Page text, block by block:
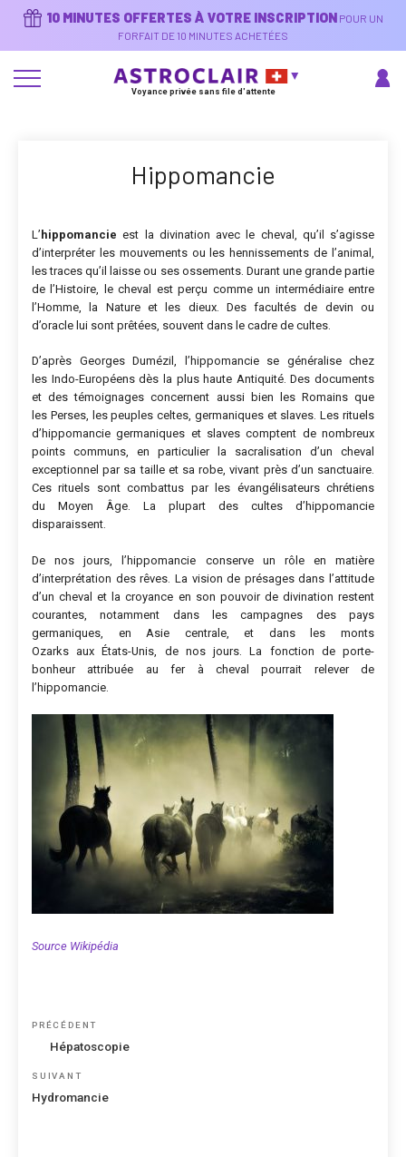
10 MINUTES OFFERTES À VOTRE INSCRIPTION POUR UN
FORFAIT DE 10 MINUTES ACHETÉES
Voyance privée sans file d'attente
Hippomancie
L’ hippomancie est la divination avec le cheval, qu’il s’agisse
d’interpréter les mouvements ou les hennissements de l’animal,
les traces qu’il laisse ou ses ossements. Durant une grande partie
de l’Histoire, le cheval est perçu comme un intermédiaire entre
l’Homme, la Nature et les dieux. Des facultés de devin ou
d’oracle lui sont prêtées, souvent dans le cadre de cultes.
D’après Georges Dumézil, l’hippomancie se généralise chez
les Indo-Européens dès la plus haute Antiquité. Des documents
et des témoignages concernent aussi bien les Romains que
les Perses, les peuples celtes, germaniques et slaves. Les rituels
d’hippomancie germaniques et slaves comptent de nombreux
points communs, en particulier la sacralisation d’un cheval
exceptionnel par sa taille et sa robe, vivant près d’un sanctuaire.
Ces rituels sont combattus par les évangélisateurs chrétiens
du Moyen Âge. La plupart des cultes d’hippomancie
disparaissent.
De nos jours, l’hippomancie conserve un rôle en matière
d’interprétation des rêves. La vision de présages dans l’attitude
d’un cheval et la croyance en son pouvoir de divination restent
courantes, notamment dans les campagnes des pays
germaniques, en Asie centrale, et dans les monts
Ozarks aux États-Unis, de nos jours. La fonction de porte-
bonheur attribuée au fer à cheval pourrait relever de
l’hippomancie.
Source Wikipédia
Navigation
Article
précédent
PRÉCÉDENT
Hépatoscopie
Article
suivant
SUIVANT
Hydromancie